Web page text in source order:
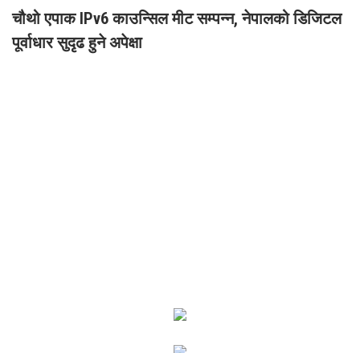
चौथो एपाक IPv6 काउन्सिल मीट सम्पन्न, नेपालको डिजिटल
पूर्वाधार सुदृढ हुने अपेक्षा